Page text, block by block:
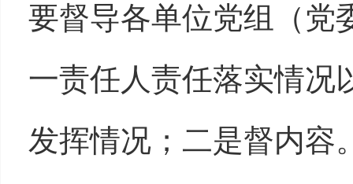
要督导各单位党组（党
一责任人责任落实情况
发挥情况；二是督内容